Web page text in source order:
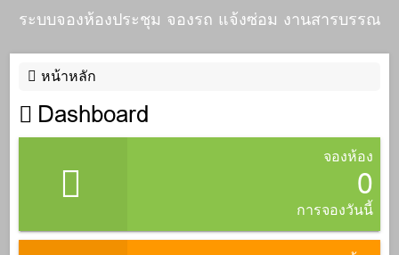
ระบบจองห้องประชุม จองรถ แจ้งซ่อม งานสารบรรณ
หน้าหลัก
Dashboard
จองห้อง
0
การจองวันนี้